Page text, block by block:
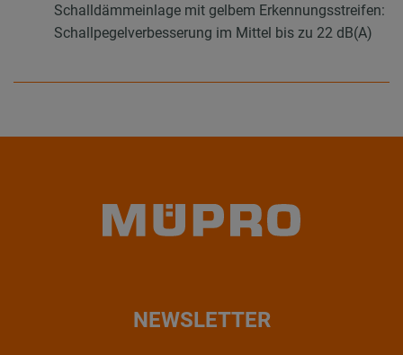
Schalldämmeinlage mit gelbem Erkennungsstreifen:
Schallpegelverbesserung im Mittel bis zu 22 dB(A)
NEWSLETTER